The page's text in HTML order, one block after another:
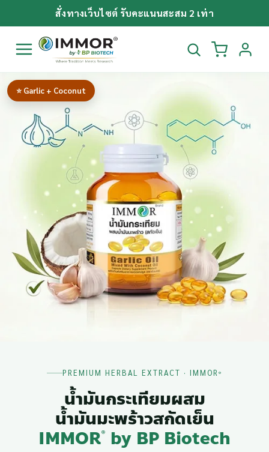
สั่งทางเว็บไซต์ รับคะแนนสะสม 2 เท่า
PREMIUM HERBAL EXTRACT · IMMOR ®
น้ำมันกระเทียมผสม
น้ำมันมะพร้าวสกัดเย็น
IMMOR® by BP Biotech
⭐ Garlic + Coconut